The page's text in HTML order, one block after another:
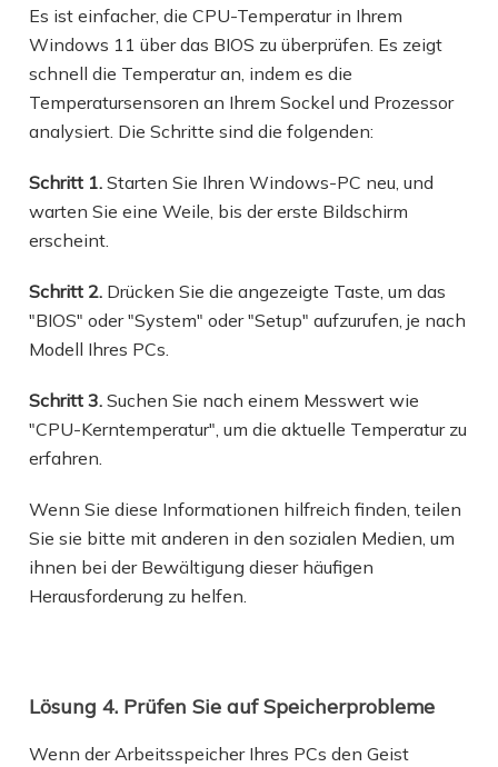
Es ist einfacher, die CPU-Temperatur in Ihrem
Windows 11 über das BIOS zu überprüfen. Es zeigt
schnell die Temperatur an, indem es die
Temperatursensoren an Ihrem Sockel und Prozessor
analysiert. Die Schritte sind die folgenden:
Schritt 1. Starten Sie Ihren Windows-PC neu, und
warten Sie eine Weile, bis der erste Bildschirm
erscheint.
Schritt 2. Drücken Sie die angezeigte Taste, um das
"BIOS" oder "System" oder "Setup" aufzurufen, je nach
Modell Ihres PCs.
Schritt 3. Suchen Sie nach einem Messwert wie
"CPU-Kerntemperatur", um die aktuelle Temperatur zu
erfahren.
Wenn Sie diese Informationen hilfreich finden, teilen
Sie sie bitte mit anderen in den sozialen Medien, um
ihnen bei der Bewältigung dieser häufigen
Herausforderung zu helfen.
Lösung 4. Prüfen Sie auf Speicherprobleme
Wenn der Arbeitsspeicher Ihres PCs den Geist